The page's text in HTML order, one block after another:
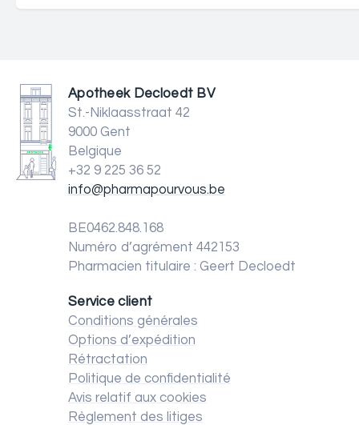
Apotheek Decloedt BV
St.-Niklaasstraat 42
9000 Gent
Belgique
+32 9 225 36 52
info@pharmapourvous.be
BE0462.848.168
Numéro d’agrément 442153
Pharmacien titulaire : Geert Decloedt
Service client
Conditions générales
Options d’expédition
Rétractation
Politique de confidentialité
Avis relatif aux cookies
Règlement des litiges